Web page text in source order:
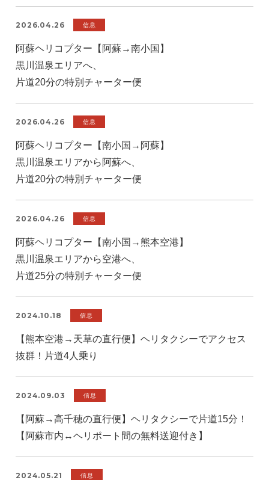
2026.04.26 信息
阿蘇ヘリコプター【阿蘇→南小国】
黒川温泉エリアへ、
片道20分の特別チャーター便
2026.04.26 信息
阿蘇ヘリコプター【南小国→阿蘇】
黒川温泉エリアから阿蘇へ、
片道20分の特別チャーター便
2026.04.26 信息
阿蘇ヘリコプター【南小国→熊本空港】
黒川温泉エリアから空港へ、
片道25分の特別チャーター便
2024.10.18 信息
【熊本空港→天草の直行便】ヘリタクシーでアクセス
抜群！片道4人乗り
2024.09.03 信息
【阿蘇→高千穂の直行便】ヘリタクシーで片道15分！
【阿蘇市内↔️ヘリポート間の無料送迎付き】
2024.05.21 信息